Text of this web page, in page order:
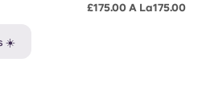
☀️
£175.00 A La175.00